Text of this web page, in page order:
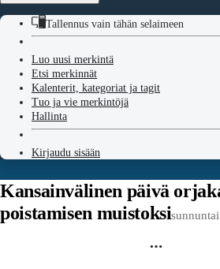
Tallennus vain tähän selaimeen
Luo uusi merkintä
Etsi merkinnät
Kalenterit, kategoriat ja tagit
Tuo ja vie merkintöjä
Hallinta
Kirjaudu sisään
Kansainvälinen päivä
poistamisen muistoksi